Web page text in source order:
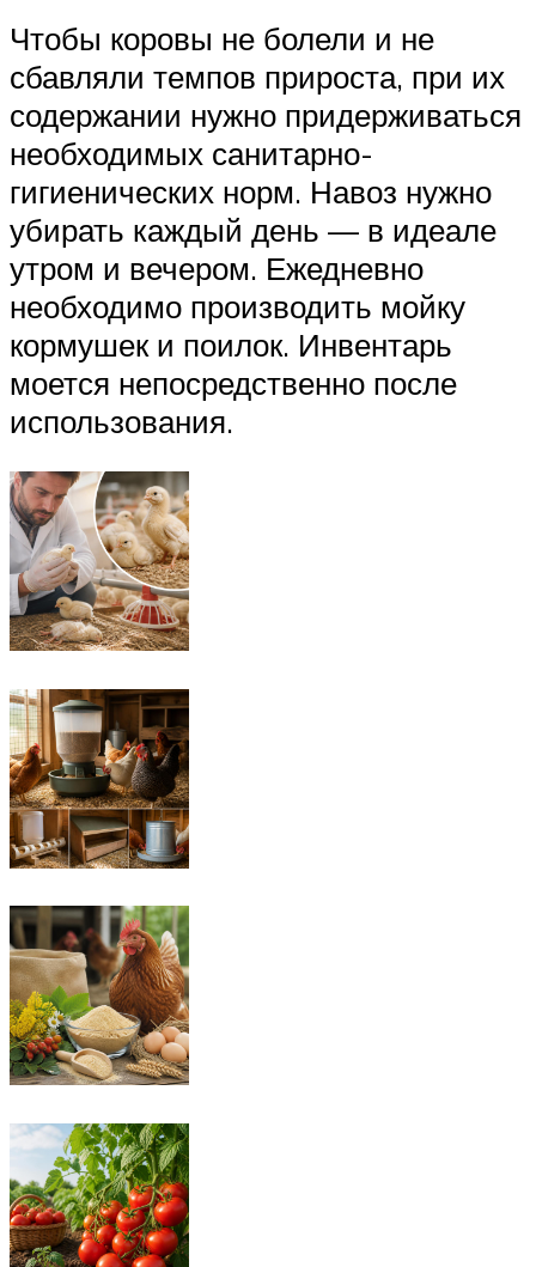
Чтобы коровы не болели и не
сбавляли темпов прироста, при их
содержании нужно придерживаться
необходимых санитарно-
гигиенических норм. Навоз нужно
убирать каждый день — в идеале
утром и вечером. Ежедневно
необходимо производить мойку
кормушек и поилок. Инвентарь
моется непосредственно после
использования.